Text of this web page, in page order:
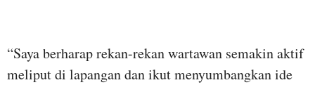
“Saya berharap rekan-rekan wartawan semakin aktif
meliput di lapangan dan ikut menyumbangkan ide